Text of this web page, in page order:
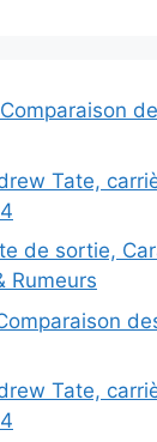
Tate,
de sortie,
Rumeurs
Tate,